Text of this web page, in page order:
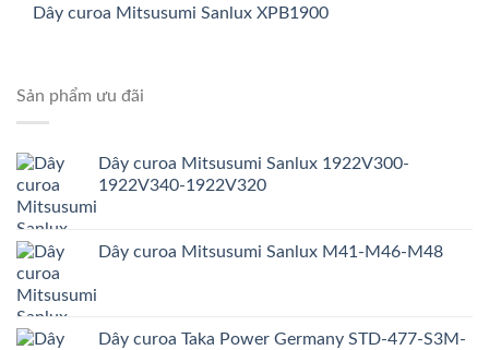
Dây curoa Mitsusumi Sanlux XPB1900
Sản phẩm ưu đãi
Dây curoa Mitsusumi Sanlux 1922V300-
1922V340-1922V320
Dây curoa Mitsusumi Sanlux M41-M46-M48
Dây curoa Taka Power Germany STD-477-S3M-